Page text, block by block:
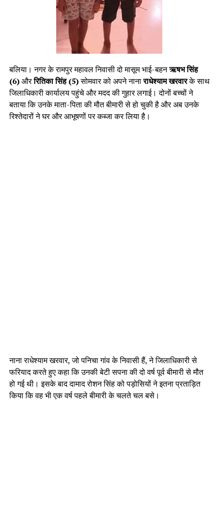
बलिया। नगर के रामपुर महावल निवासी दो मासूम भाई-बहनऋषभ सिंह
(6)औररितिका सिंह (5)सोमवार को अपने नानाराधेश्याम खरवारके साथ
जिलाधिकारी कार्यालय पहुंचे और मदद की गुहार लगाई। दोनों बच्चों ने
बताया कि उनके माता-पिता की मौत बीमारी से हो चुकी है और अब उनके
रिश्तेदारों ने घर और आभूषणों पर कब्जा कर लिया है।
नाना राधेश्याम खरवार, जो पनिचा गांव के निवासी हैं, ने जिलाधिकारी से
फरियाद करते हुए कहा कि उनकी बेटी सपना की दो वर्ष पूर्व बीमारी से मौत
हो गई थी। इसके बाद दामाद रोशन सिंह को पड़ोसियों ने इतना प्रताड़ित
किया कि वह भी एक वर्ष पहले बीमारी के चलते चल बसे।